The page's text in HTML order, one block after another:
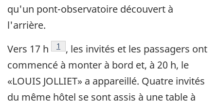
qu'un pont-observatoire découvert à
l'arrière.
Vers 17 h
Note de bas de page
1
, les invités et les passagers ont
commencé à monter à bord et, à 20 h, le
«LOUIS JOLLIET» a appareillé. Quatre invités
du même hôtel se sont assis à une table à